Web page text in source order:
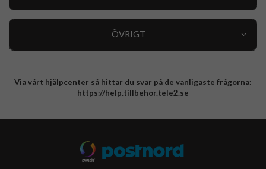
ÖVRIGT
Integritetspolicy
Via vårt hjälpcenter så hittar du svar på de vanligaste frågorna:
https://help.tillbehor.tele2.se